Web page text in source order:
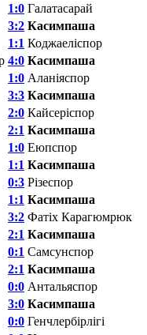
1:0 Галатасарай
3:2 Касимпаша
1:1 Коджаеліспор
4:0 Касимпаша
1:0 Аланіяспор
3:3 Касимпаша
2:0 Кайсеріспор
2:1 Касимпаша
1:0 Eюпспор
1:1 Касимпаша
0:3 Різеспор
1:1 Касимпаша
3:2 Фатіх Карагюмрюк
2:1 Касимпаша
0:1 Самсунспор
2:1 Касимпаша
0:0 Антальяспор
3:0 Касимпаша
0:0 Генчлербірлігі